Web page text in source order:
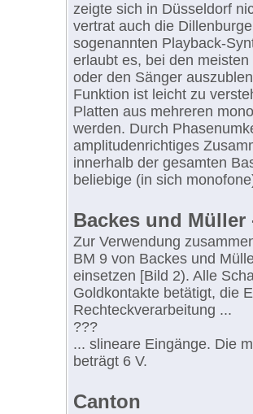
zeigte sich in Düsseldorf
vertrat auch die
sogenannten Playback-
erlaubt es, bei den
oder den Sänger
Funktion ist leicht zu
Platten aus mehreren
werden. Durch
amplitudenrichtiges
innerhalb der gesamten
beliebige (in sich
Backes und Müller
Zur Verwendung
BM 9 von Backes und
einsetzen [Bild 2). Alle
Goldkontakte betätigt, die
Rechteckverarbeitung ...
???
... slineare Eingänge. Die
beträgt 6 V.
Canton